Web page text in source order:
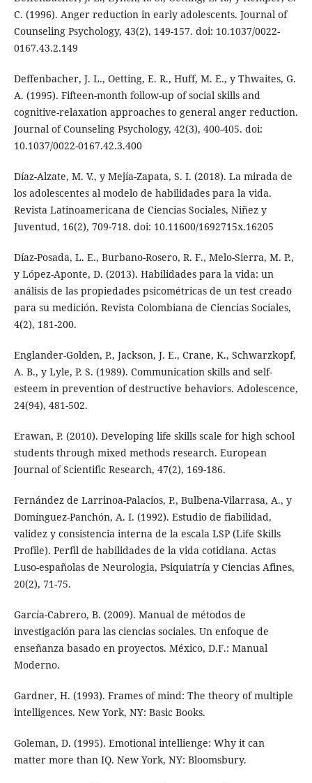
C. (1996). Anger reduction in early adolescents. Journal of
Counseling Psychology, 43(2), 149-157. doi: 10.1037/0022-
0167.43.2.149
Deffenbacher, J. L., Oetting, E. R., Huff, M. E., y Thwaites, G.
A. (1995). Fifteen-month follow-up of social skills and
cognitive-relaxation approaches to general anger reduction.
Journal of Counseling Psychology, 42(3), 400-405. doi:
10.1037/0022-0167.42.3.400
Díaz-Alzate, M. V., y Mejía-Zapata, S. I. (2018). La mirada de
los adolescentes al modelo de habilidades para la vida.
Revista Latinoamericana de Ciencias Sociales, Niñez y
Juventud, 16(2), 709-718. doi: 10.11600/1692715x.16205
Díaz-Posada, L. E., Burbano-Rosero, R. F., Melo-Sierra, M. P.,
y López-Aponte, D. (2013). Habilidades para la vida: un
análisis de las propiedades psicométricas de un test creado
para su medición. Revista Colombiana de Ciencias Sociales,
4(2), 181-200.
Englander-Golden, P., Jackson, J. E., Crane, K., Schwarzkopf,
A. B., y Lyle, P. S. (1989). Communication skills and self-
esteem in prevention of destructive behaviors. Adolescence,
24(94), 481-502.
Erawan, P. (2010). Developing life skills scale for high school
students through mixed methods research. European
Journal of Scientific Research, 47(2), 169-186.
Fernández de Larrinoa-Palacios, P., Bulbena-Vilarrasa, A., y
Domínguez-Panchón, A. I. (1992). Estudio de fiabilidad,
validez y consistencia interna de la escala LSP (Life Skills
Profile). Perfil de habilidades de la vida cotidiana. Actas
Luso-españolas de Neurologia, Psiquiatría y Ciencias Afines,
20(2), 71-75.
García-Cabrero, B. (2009). Manual de métodos de
investigación para las ciencias sociales. Un enfoque de
enseñanza basado en proyectos. México, D.F.: Manual
Moderno.
Gardner, H. (1993). Frames of mind: The theory of multiple
intelligences. New York, NY: Basic Books.
Goleman, D. (1995). Emotional intellienge: Why it can
matter more than IQ. New York, NY: Bloomsbury.